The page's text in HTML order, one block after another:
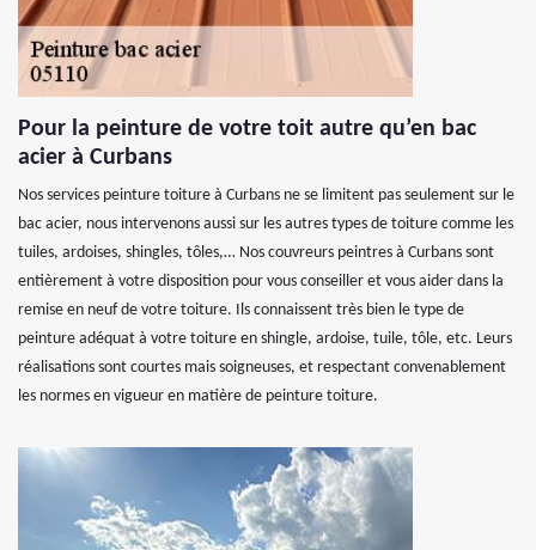
Pour la peinture de votre toit autre qu’en bac
acier à Curbans
Nos services peinture toiture à Curbans ne se limitent pas seulement sur le
bac acier, nous intervenons aussi sur les autres types de toiture comme les
tuiles, ardoises, shingles, tôles,… Nos couvreurs peintres à Curbans sont
entièrement à votre disposition pour vous conseiller et vous aider dans la
remise en neuf de votre toiture. Ils connaissent très bien le type de
peinture adéquat à votre toiture en shingle, ardoise, tuile, tôle, etc. Leurs
réalisations sont courtes mais soigneuses, et respectant convenablement
les normes en vigueur en matière de peinture toiture.